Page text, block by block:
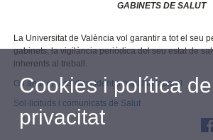
GABINETS DE SALUT
La Universitat de València vol garantir a tot el seu
gabinets, la vigilància periòdica del seu estat de
inherents al treball.
On anar en cas d'accident o malaltia laboral
Sol·licituds i comunicats de Salut
Cookies i política de
privacitat